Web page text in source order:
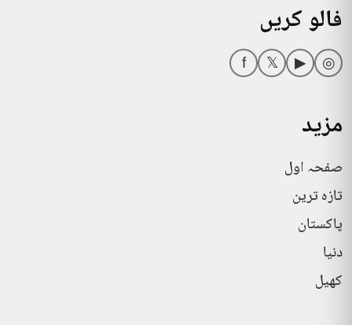
فالو کریں
◎
▶
𝕏
f
مزید
صفحہ اول
تازہ ترین
پاکستان
دنیا
کھیل